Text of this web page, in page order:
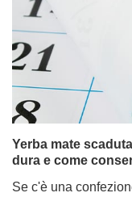
Yerba mate
dura e come
Se c'è una